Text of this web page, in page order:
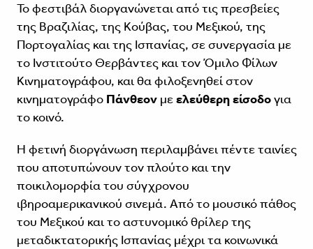
Το φεστιβάλ διοργανώνεται από τις πρεσβείες
της Βραζιλίας, της Κούβας, του Μεξικού, της
Πορτογαλίας και της Ισπανίας, σε συνεργασία με
το Ινστιτούτο Θερβάντες και τον Όμιλο Φίλων
Κινηματογράφου, και θα φιλοξενηθεί στον
κινηματογράφο Πάνθεονμεελεύθερη είσοδογια
το κοινό.
Η φετινή διοργάνωση περιλαμβάνει πέντε ταινίες
που αποτυπώνουν τον πλούτο και την
ποικιλομορφία του σύγχρονου
ιβηροαμερικανικού σινεμά. Από το μουσικό πάθος
του Μεξικού και το αστυνομικό θρίλερ της
μεταδικτατορικής Ισπανίας μέχρι τα κοινωνικά